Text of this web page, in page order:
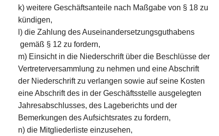
k) weitere Geschäftsanteile nach Maßgabe von § 18 zu
kündigen,
l) die Zahlung des Auseinandersetzungsguthabens
gemäß § 12 zu fordern,
m) Einsicht in die Niederschrift über die Beschlüsse der
Vertreterversammlung zu nehmen und eine Abschrift
der Niederschrift zu verlangen sowie auf seine Kosten
eine Abschrift des in der Geschäftsstelle ausgelegten
Jahresabschlusses, des Lageberichts und der
Bemerkungen des Aufsichtsrates zu fordern,
n) die Mitgliederliste einzusehen,